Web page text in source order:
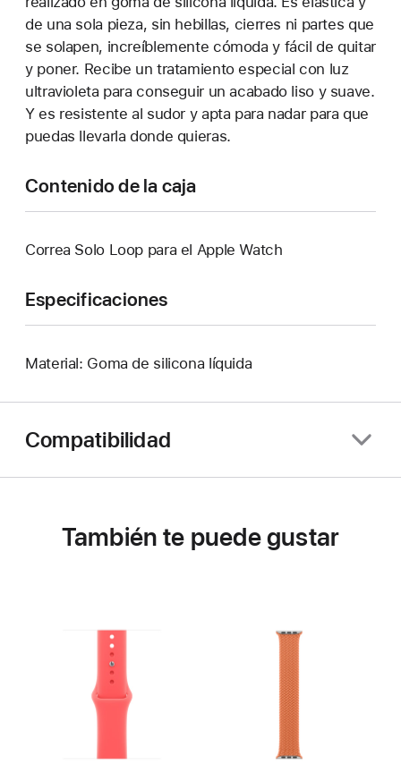
de una sola pieza, sin hebillas, cierres ni partes que
se solapen, increíblemente cómoda y fácil de quitar
y poner. Recibe un tratamiento especial con luz
ultravioleta para conseguir un acabado liso y suave.
Y es resistente al sudor y apta para nadar para que
puedas llevarla donde quieras.
Contenido de la caja
Correa Solo Loop para el Apple Watch
Especificaciones
Material: Goma de silicona líquida
Compatibilidad
También te puede gustar